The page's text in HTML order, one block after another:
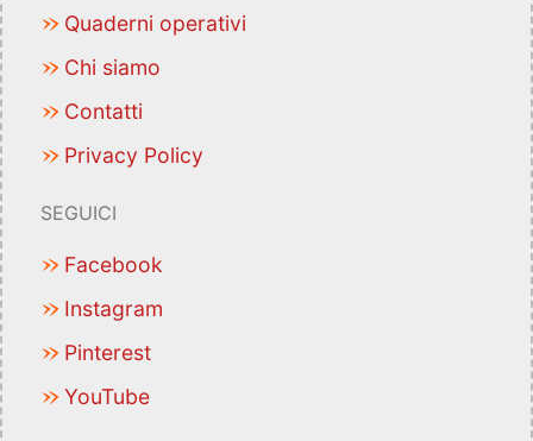
Quaderni operativi
Chi siamo
Contatti
Privacy Policy
SEGUICI
Facebook
Instagram
Pinterest
YouTube